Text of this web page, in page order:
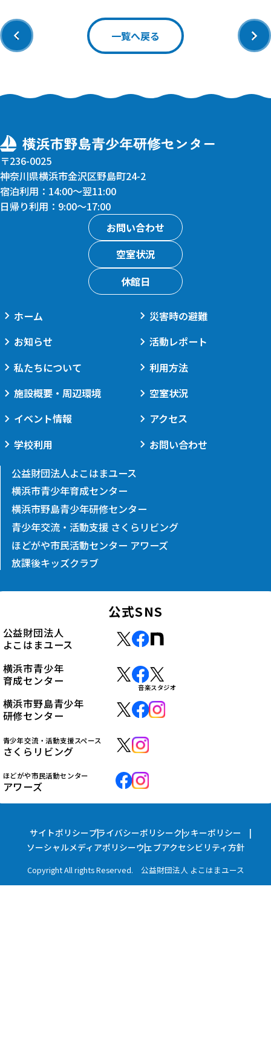
‹ 一覧へ戻る ›
〒236-0025
神奈川県横浜市金沢区野島町24-2
宿泊利用：14:00〜翌11:00
日帰り利用：9:00〜17:00
お問い合わせ
空室状況
休館日
ホーム
お知らせ
私たちについて
施設概要・周辺環境
イベント情報
学校利用
災害時の避難
活動レポート
利用方法
空室状況
アクセス
お問い合わせ
公益財団法人よこはまユース
横浜市青少年育成センター
横浜市野島青少年研修センター
青少年交流・活動支援 さくらリビング
ほどがや市民活動センター アワーズ
放課後キッズクラブ
公式SNS
公益財団法人
よこはまユース
横浜市青少年
育成センター
音楽スタジオ
横浜市野島青少年
研修センター
青少年交流・活動支援スペース
さくらリビング
ほどがや市民活動センター
アワーズ
サイトポリシープライバシーポリシークッキーポリシー
ソーシャルメディアポリシーウェブアクセシビリティ方針
Copyright All rights Reserved. 公益財団法人 よこはまユース